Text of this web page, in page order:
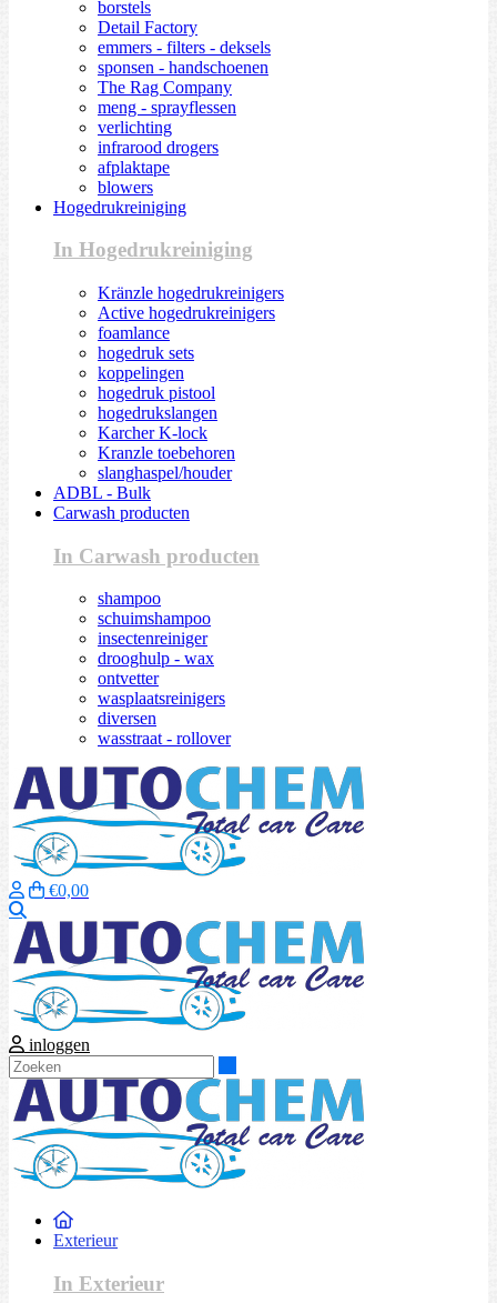
borstels
Detail Factory
emmers - filters - deksels
sponsen - handschoenen
The Rag Company
meng - sprayflessen
verlichting
infrarood drogers
afplaktape
blowers
Hogedrukreiniging
In Hogedrukreiniging
Kränzle hogedrukreinigers
Active hogedrukreinigers
foamlance
hogedruk sets
koppelingen
hogedruk pistool
hogedrukslangen
Karcher K-lock
Kranzle toebehoren
slanghaspel/houder
ADBL - Bulk
Carwash producten
In Carwash producten
shampoo
schuimshampoo
insectenreiniger
drooghulp - wax
ontvetter
wasplaatsreinigers
diversen
wasstraat - rollover
€0,00
inloggen
Exterieur
In Exterieur